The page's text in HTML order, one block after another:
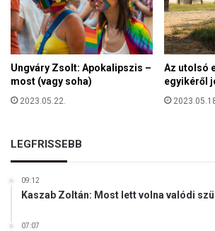
Ungváry Zsolt: Apokalipszis –
most (vagy soha)
2023.05.22.
Az utolsó
egyikéről
LEGFRISSEBB
09:12
Kaszab Zoltán: Most lett volna valódi
07:07